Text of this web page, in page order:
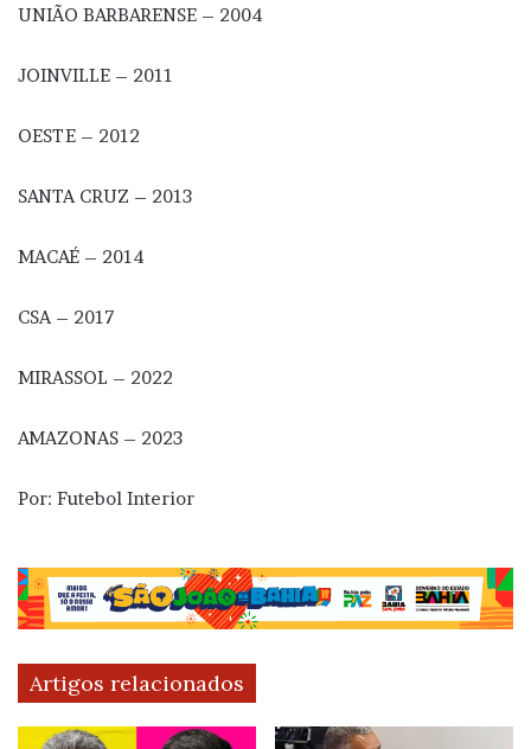
UNIÃO BARBARENSE – 2004
JOINVILLE – 2011
OESTE – 2012
SANTA CRUZ – 2013
MACAÉ – 2014
CSA – 2017
MIRASSOL – 2022
AMAZONAS – 2023
Por: Futebol Interior
Artigos relacionados